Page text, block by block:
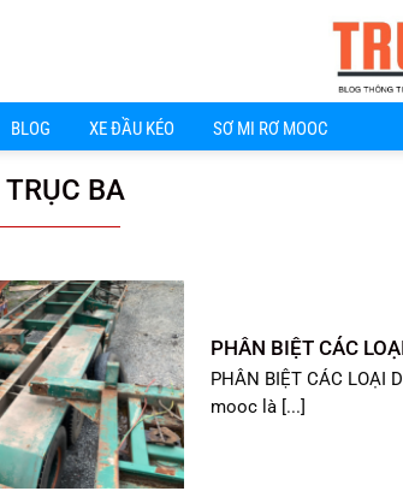
BLOG XE ĐẦU KÉO SƠ MI RƠ MOOC
TRỤC BA
PHÂN BIỆT CÁC
PHÂN BIỆT CÁC LOẠI
mooc là [...]